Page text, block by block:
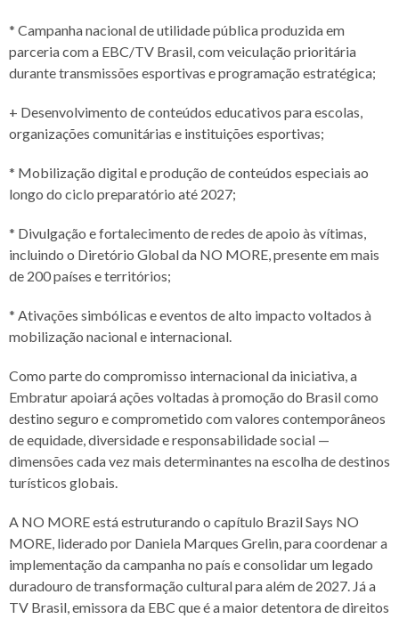
* Campanha nacional de utilidade pública produzida em
parceria com a EBC/TV Brasil, com veiculação prioritária
durante transmissões esportivas e programação estratégica;
+ Desenvolvimento de conteúdos educativos para escolas,
organizações comunitárias e instituições esportivas;
* Mobilização digital e produção de conteúdos especiais ao
longo do ciclo preparatório até 2027;
* Divulgação e fortalecimento de redes de apoio às vítimas,
incluindo o Diretório Global da NO MORE, presente em mais
de 200 países e territórios;
* Ativações simbólicas e eventos de alto impacto voltados à
mobilização nacional e internacional.
Como parte do compromisso internacional da iniciativa, a
Embratur apoiará ações voltadas à promoção do Brasil como
destino seguro e comprometido com valores contemporâneos
de equidade, diversidade e responsabilidade social —
dimensões cada vez mais determinantes na escolha de destinos
turísticos globais.
A NO MORE está estruturando o capítulo Brazil Says NO
MORE, liderado por Daniela Marques Grelin, para coordenar a
implementação da campanha no país e consolidar um legado
duradouro de transformação cultural para além de 2027. Já a
TV Brasil, emissora da EBC que é a maior detentora de direitos